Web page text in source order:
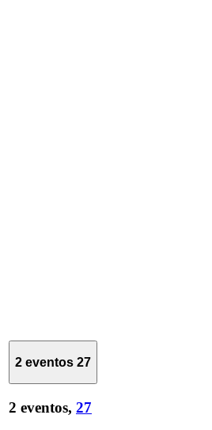
2 eventos 27
2 eventos, 27